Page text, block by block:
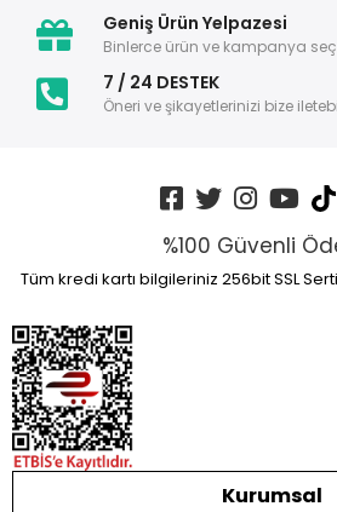
Geniş Ürün Yelpazesi
Binlerce ürün ve kampanya
7 / 24 DESTEK
Öneri ve şikayetlerinizi bize
%100 Güvenli
Tüm kredi kartı bilgileriniz 256bit SSL
Kurumsal